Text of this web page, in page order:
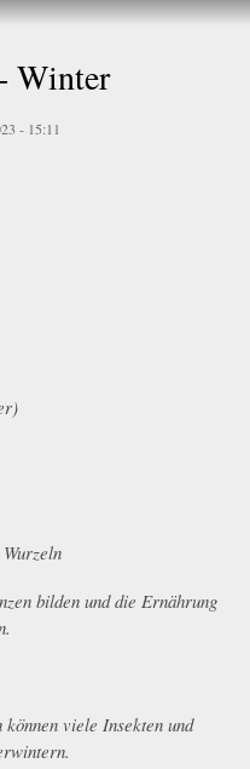
Winter
- 15:11
bilden und die Ernährung
viele Insekten und